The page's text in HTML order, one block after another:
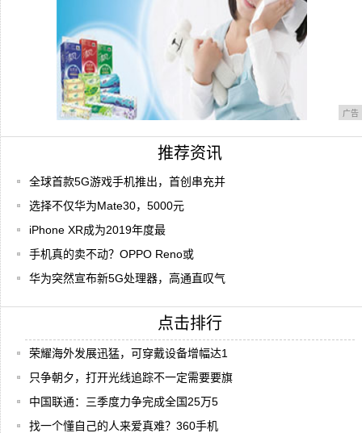
广告
推荐资讯
全球首款5G游戏手机推出，首创串充并
选择不仅华为Mate30，5000元
iPhone XR成为2019年度最
手机真的卖不动？OPPO Reno或
华为突然宣布新5G处理器，高通直叹气
点击排行
荣耀海外发展迅猛，可穿戴设备增幅达1
只争朝夕，打开光线追踪不一定需要要旗
中国联通：三季度力争完成全国25万5
找一个懂自己的人来爱真难？360手机